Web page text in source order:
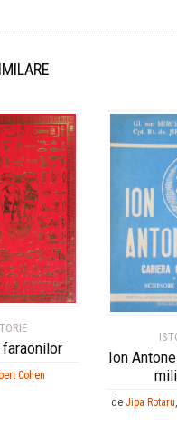
Cohen
Ion
deJipa Rotaru